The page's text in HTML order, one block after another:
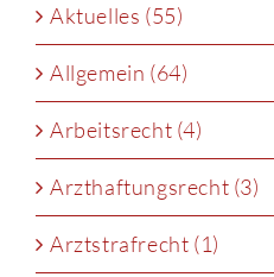
Aktuelles (55)
Allgemein (64)
Arbeitsrecht (4)
Arzthaftungsrecht (3)
Arztstrafrecht (1)